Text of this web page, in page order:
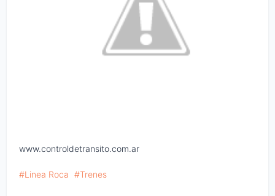
www.controldetransito.com.ar
Linea Roca Trenes